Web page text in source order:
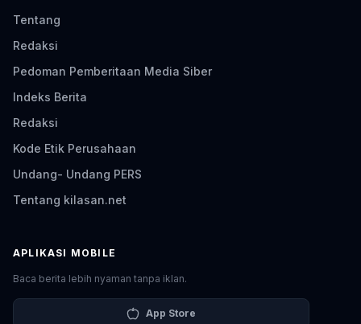
Tentang
Redaksi
Pedoman Pemberitaan Media Siber
Indeks Berita
Redaksi
Kode Etik Perusahaan
Undang- Undang PERS
Tentang kilasan.net
APLIKASI MOBILE
Baca berita lebih nyaman tanpa iklan.
App Store